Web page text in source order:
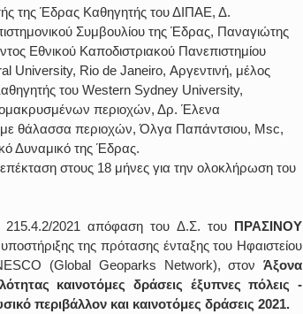
της Έδρας Καθηγητής του ΔΙΠΑΕ, Δ.
Συμβουλίου της Έδρας, Παναγιώτης
Εθνικού Καποδιστριακού Πανεπιστημίου
Rio de Janeiro, Αργεντινή, μέλος
του Western Sydney University,
περιοχών, Δρ. Έλενα
θάλασσα περιοχών, Όλγα Παπάντσιου, Msc,
Δυναμικό της Έδρας.
στους 18 μήνες για την ολοκλήρωση του
215.4.2/2021 απόφαση του Δ.Σ. του ΠΡΑΣΙΝΟΥ
της πρότασης ένταξης του Ηφαιστείου
(Global Geoparks Network), στον Άξονα
καινοτόμες δράσεις έξυπνες πόλεις -
περιβάλλον και καινοτόμες δράσεις 2021.